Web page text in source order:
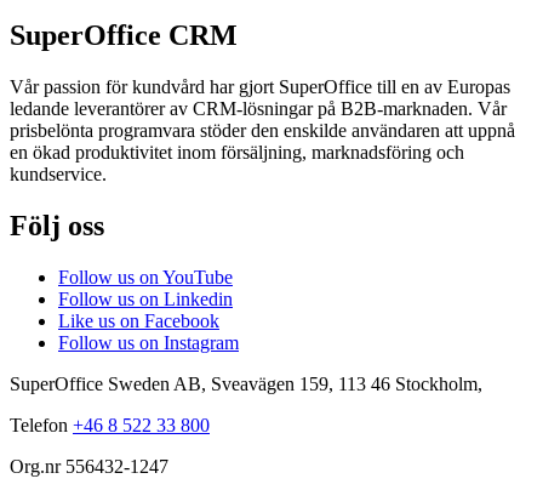
SuperOffice CRM
Vår passion för kundvård har gjort SuperOffice till en av Europas
ledande leverantörer av CRM-lösningar på B2B-marknaden. Vår
prisbelönta programvara stöder den enskilde användaren att uppnå
en ökad produktivitet inom försäljning, marknadsföring och
kundservice.
Följ oss
Follow us on YouTube
Follow us on Linkedin
Like us on Facebook
Follow us on Instagram
SuperOffice Sweden AB, Sveavägen 159, 113 46 Stockholm,
Telefon +46 8 522 33 800
Org.nr 556432-1247